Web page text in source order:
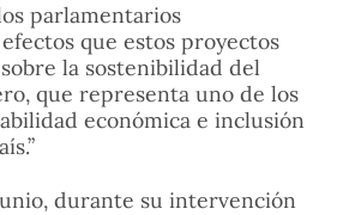
parlamentarios
que estos proyectos
la sostenibilidad del
que representa uno de los
económica e inclusión
durante su intervención